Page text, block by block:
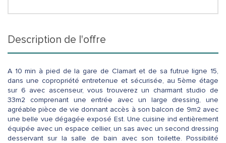
description de l'offre
A 10 min à pied de la gare de Clamart et de sa futrue ligne 15,
dans une copropriété entretenue et sécurisée, au 5ème étage
sur 6 avec ascenseur, vous trouverez un charmant studio de
33m2 comprenant une entrée avec un large dressing, une
agréable pièce de vie donnant accès à son balcon de 9m2 avec
une belle vue dégagée exposé Est. Une cuisine ind entièrement
équipée avec un espace cellier, un sas avec un second dressing
desservant sur la salle de bain avec son toilette. Possibilité